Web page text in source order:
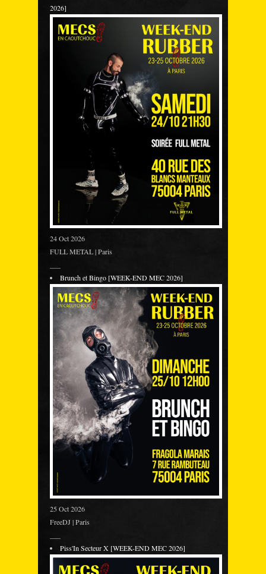
2026]
24 Oct 2026
FULL METAL | Paris
Brunch et Bingo [WEEK-END MEC 2026]
25 Oct 2026
FreeDJ | Paris
Piss'In Secteur X [WEEK-END MEC 2026]